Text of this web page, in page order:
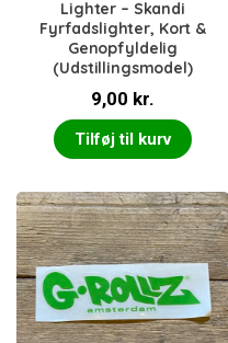
Lighter – Skandi
Fyrfadslighter, Kort &
Genopfyldelig
(Udstillingsmodel)
9,00 kr.
Tilføj til kurv